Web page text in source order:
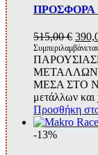
ΠΡΟΣΦΟΡΑ
515,00€
price
was:
ΜΕΤΑΛΛΩΝ
ΜΕΣΑ ΣΤΟ
μετάλλων
Προσθήκη
-13%